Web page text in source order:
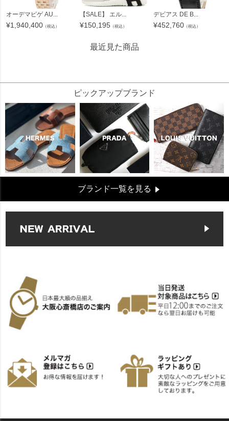
オーデマピゲ AU...
¥1,940,400 （税込）
【SALE】 エル...
¥150,195 （税込）
デビアス DE B...
¥452,760 （税込）
最近見た商品
ピックアップブランド
ブランド一覧を見る